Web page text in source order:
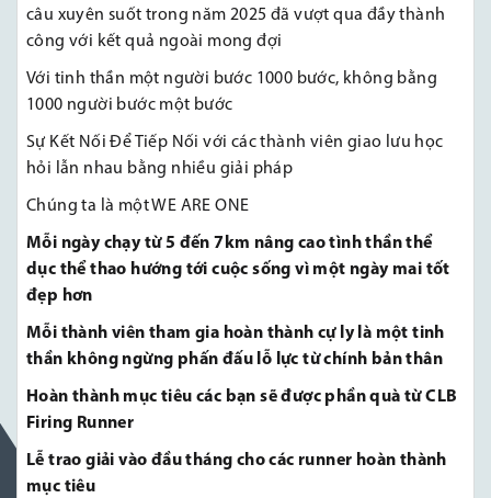
câu xuyên suốt trong năm 2025 đã vượt qua đầy thành
công với kết quả ngoài mong đợi
Với tinh thần một người bước 1000 bước, không bằng
1000 người bước một bước
Sự Kết Nối Để Tiếp Nối với các thành viên giao lưu học
hỏi lẫn nhau bằng nhiều giải pháp
Chúng ta là một WE ARE ONE
Mỗi ngày chạy từ 5 đến 7km nâng cao tình thần thể
dục thể thao hướng tới cuộc sống vì một ngày mai tốt
đẹp hơn
Mỗi thành viên tham gia hoàn thành cự ly là một tinh
thần không ngừng phấn đấu lỗ lực từ chính bản thân
Hoàn thành mục tiêu các bạn sẽ được phần quà từ CLB
Firing Runner
Lễ trao giải vào đầu tháng cho các runner hoàn thành
mục tiêu